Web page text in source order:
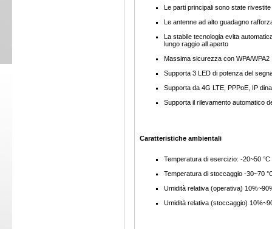
Le parti principali sono state
Le antenne ad alto guadagno
La stabile tecnologia evita
lungo raggio all aperto
Massima sicurezza con WPA/WPA2
Supporta 3 LED di potenza del
Supporta da 4G LTE, PPPoE, IP
Supporta il rilevamento automatico
Caratteristiche ambientali
Temperatura di esercizio: -20~50 °C
Temperatura di stoccaggio -30~70
Umidità relativa (operativa)
Umidità relativa (stoccaggio)